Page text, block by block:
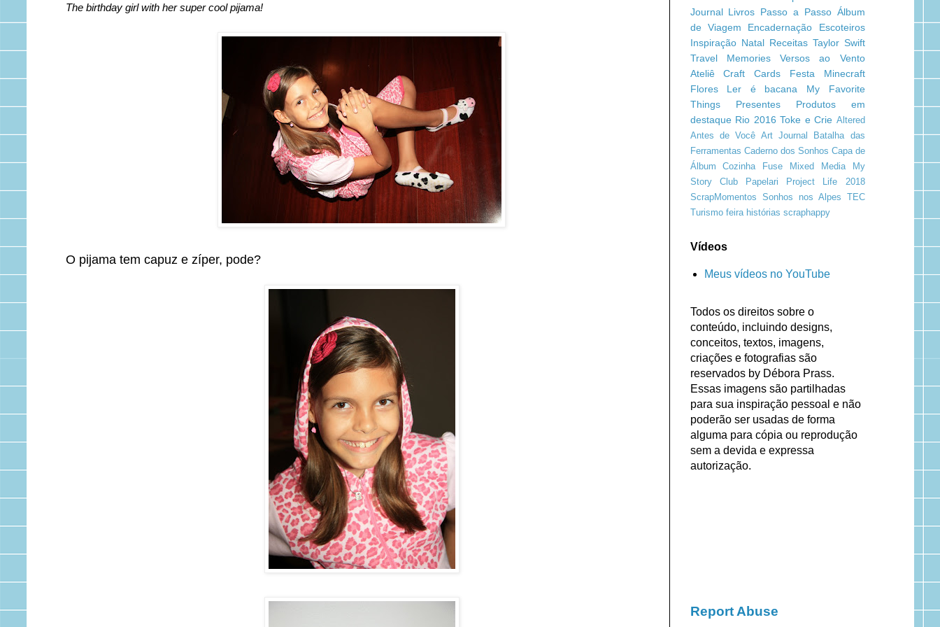
The birthday girl with her super cool pijama!
O pijama tem capuz e zíper, pode?
Journal Livros Passo a Passo Álbum
de Viagem
Encadernação
Escoteiros
Inspiração Natal Receitas Taylor Swift
Travel Memories
Versos ao Vento
Ateliê Craft
Cards
Festa Minecraft
Flores
Ler é bacana
My Favorite
Things
Presentes
Produtos em
destaque Rio 2016 Toke e Crie Altered
Antes de Você Art Journal
Batalha das
Ferramentas Caderno dos Sonhos Capa de
Álbum
Cozinha Fuse Mixed Media
My
Story Club
Papelari
Project Life 2018
ScrapMomentos Sonhos nos Alpes TEC
Turismo feira histórias scraphappy
Vídeos
Meus vídeos no YouTube
Todos os direitos sobre o
conteúdo, incluindo designs,
conceitos, textos, imagens,
criações e fotografias são
reservados by Débora Prass.
Essas imagens são partilhadas
para sua inspiração pessoal e não
poderão ser usadas de forma
alguma para cópia ou reprodução
sem a devida e expressa
autorização.
Report Abuse